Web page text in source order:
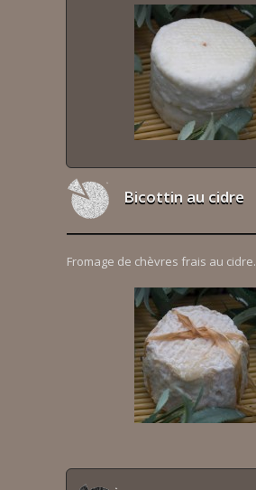
Bicottin au cidre
Fromage de chèvres frais au cidre.